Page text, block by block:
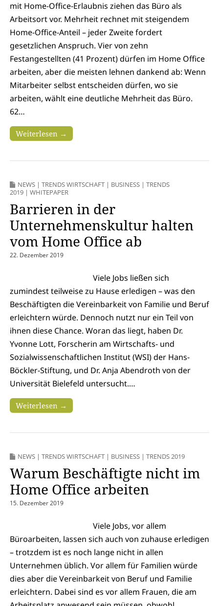
mit Home-Office-Erlaubnis ziehen das Büro als
Arbeitsort vor. Mehrheit rechnet mit steigendem
Home-Office-Anteil – jeder Zweite fordert
gesetzlichen Anspruch. Vier von zehn
Festangestellten (41 Prozent) dürfen im Home Office
arbeiten, aber die meisten lehnen dankend ab: Wenn
Mitarbeiter selbst entscheiden dürfen, wo sie
arbeiten, wählt eine deutliche Mehrheit das Büro.
62…
Weiterlesen →
NEWS | TRENDS WIRTSCHAFT | BUSINESS | TRENDS
2019 | WHITEPAPER
Barrieren in der
Unternehmenskultur halten
vom Home Office ab
22. Dezember 2019
Viele Jobs ließen sich
zumindest teilweise zu Hause erledigen – was den
Beschäftigten die Vereinbarkeit von Familie und Beruf
erleichtern würde. Dennoch nutzt nur ein Teil von
ihnen diese Chance. Woran das liegt, haben Dr.
Yvonne Lott, Forscherin am Wirtschafts- und
Sozialwissenschaftlichen Institut (WSI) der Hans-
Böckler-Stiftung, und Dr. Anja Abendroth von der
Universität Bielefeld untersucht.…
Weiterlesen →
NEWS | TRENDS WIRTSCHAFT | BUSINESS | TRENDS 2019
Warum Beschäftigte nicht im
Home Office arbeiten
15. Dezember 2019
Viele Jobs, vor allem
Büroarbeiten, lassen sich auch von zuhause erledigen
– trotzdem ist es noch lange nicht in allen
Unternehmen üblich. Vor allem für Familien würde
dies aber die Vereinbarkeit von Beruf und Familie
erleichtern. Dabei sind es vor allem Frauen, die am